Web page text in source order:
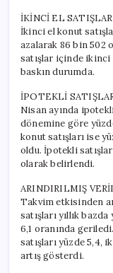
İKİNCİ EL
İkinci el konut
azalarak 86 bin 502
satışlar içinde ikinci
baskın durumda.
İPOTEKLİ
Nisan ayında
dönemine göre
konut satışları ise
oldu. İpotekli
olarak belirlendi.
ARINDIRILMIŞ
Takvim etkisinden
satışları yıllık
6,1 oranında
satışları yüzde 5,4,
artış gösterdi.